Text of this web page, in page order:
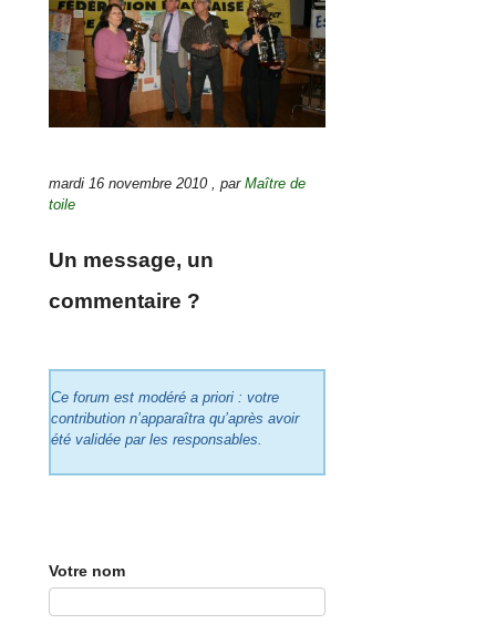
mardi 16 novembre 2010 ,parMaître de
toile
Un message, un
commentaire ?
Ce forum est modéré a priori : votre
contribution n’apparaîtra qu’après avoir
été validée par les responsables.
Votre nom